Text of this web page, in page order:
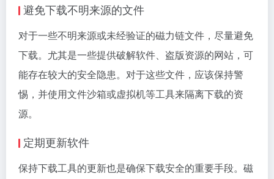
避免下载不明来源的文件
对于一些不明来源或未经验证的磁力链文件，尽量避免
下载。尤其是一些提供破解软件、盗版资源的网站，可
能存在较大的安全隐患。对于这些文件，应该保持警
惕，并使用文件沙箱或虚拟机等工具来隔离下载的资
源。
定期更新软件
保持下载工具的更新也是确保下载安全的重要手段。磁